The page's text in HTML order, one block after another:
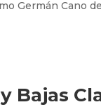
Germán Cano
Bajas